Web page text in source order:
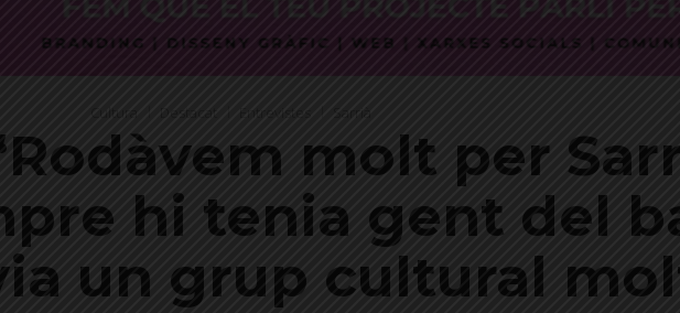
Cultura
molt per
hi tenia gent del
un grup cultural